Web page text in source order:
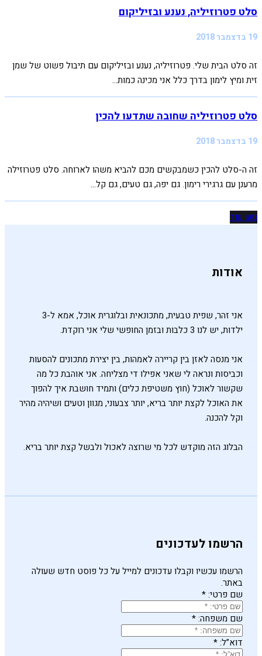
סלט פטרוזיליה, נענע ובזיליקום
19 בדצמבר 2018
זה סלט הבית שלי. פטרוזיליה, נענע ובזיליקום עם תיבול פשוט של שמן
זית ומיץ לימון בדרך כלל אני מכינה כמות...
סלט פטרוזיליה שחובה שתדעו להכין
19 בדצמבר 2018
זה ה-סלט להכין כשמבקשים מכם להביא משהו לארוחה. סלט פטרוזילה
מרענן עם גרגירי רימון. גם יפה, גם טעים, גם קל...
טען עוד
אודות
אני זהר, שפית טבעית, מתכונאית ובלוגרית אוכל, אמא ל-3
ילדות, יש לנו 3 כלבות ובזמן החופשי שלי אני רוקדת.
אני מנסה לאזן בין קריירה לאמהות, בין יצירת מתכונים להסעות
וכביסות ונראה לי שאני אפילו די מצליחה. אני אוהבת כל מה
שקשור לאוכל (חוץ משטיפת כלים) ותמיד חושבת איך להפוך
את האוכל לקצת יותר בריא, יותר צבעוני, מגוון וטעים ושיהיה מהיר
וקל להכנה.
הבלוג הזה מוקדש לכל מי שרוצה לאכול ולבשל קצת יותר בריא.
הרשמו לעדכונים
הרשמו עכשיו וקבלו עדכונים למייל על כל פוסט חדש שעולה
באתר.
שם פרטי:*
שם משפחה:*
דוא”ל:*